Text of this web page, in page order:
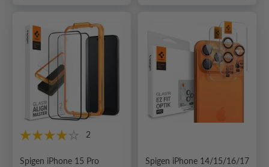
2
Spigen iPhone 15 Pro
Spigen iPhone 14/15/16/17